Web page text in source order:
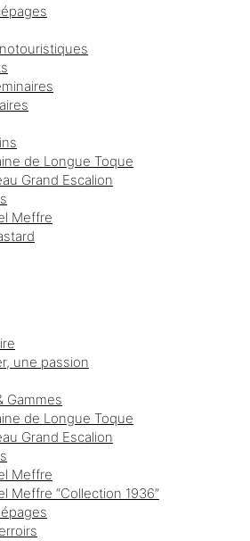
de Longue Toque
Grand Escalion
Meffre
une passion
Gammes
de Longue Toque
Grand Escalion
Meffre
Meffre “Collection 1936”